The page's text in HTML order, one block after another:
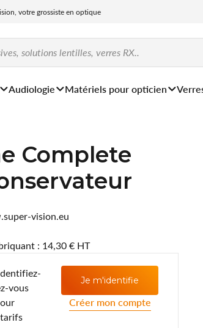
votre grossiste en optique
Audiologie Matériels pour opticien
Complete
vision.eu
: 14,30 € HT
vous
Je m'identifie
Créer mon compte